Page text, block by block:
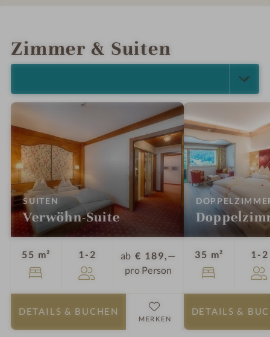
Zimmer & Suiten
SUITEN
Verwöhn-Suite
55 m² 1-2 Personen
ab € 189,—
pro Person
DETAILS & BUCHEN
MERKEN
35 m² 1-2
DETAILS &